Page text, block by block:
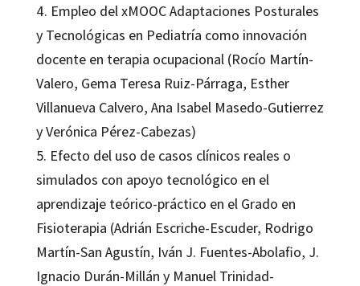
4. Empleo del xMOOC Adaptaciones Posturales
y Tecnológicas en Pediatría como innovación
docente en terapia ocupacional (Rocío Martín-
Valero, Gema Teresa Ruiz-Párraga, Esther
Villanueva Calvero, Ana Isabel Masedo-Gutierrez
y Verónica Pérez-Cabezas)
5. Efecto del uso de casos clínicos reales o
simulados con apoyo tecnológico en el
aprendizaje teórico-práctico en el Grado en
Fisioterapia (Adrián Escriche-Escuder, Rodrigo
Martín-San Agustín, Iván J. Fuentes-Abolafio, J.
Ignacio Durán-Millán y Manuel Trinidad-